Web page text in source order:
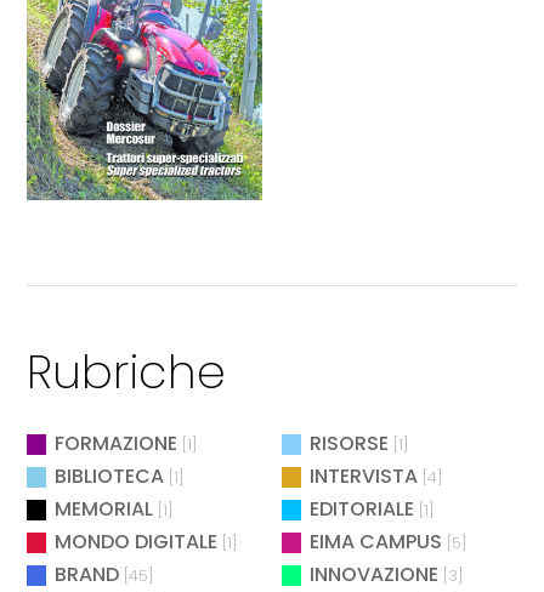
Rubriche
FORMAZIONE [1] RISORSE [1]
BIBLIOTECA [1] INTERVISTA [4]
MEMORIAL [1] EDITORIALE [1]
MONDO DIGITALE [1] EIMA CAMPUS [5]
BRAND [45] INNOVAZIONE [3]